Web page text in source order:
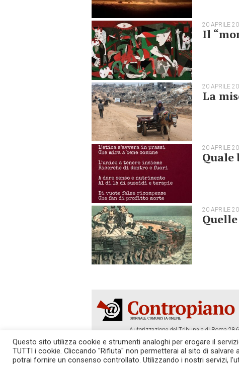
20 APRILE
Il
20 APRILE
La
20 APRILE
Quale
20 APRILE
Autorizzazione del Tribunale di Roma
Tel. 06.640.122.19 -
SOSTIENICI! REDAZIONE
Questo sito utilizza cookie e strumenti analoghi per erogare il
TUTTI i cookie. Cliccando "Rifiuta" non permetterai al sito di
potrai fornire un consenso controllato. Utilizzando i nostri servizi,